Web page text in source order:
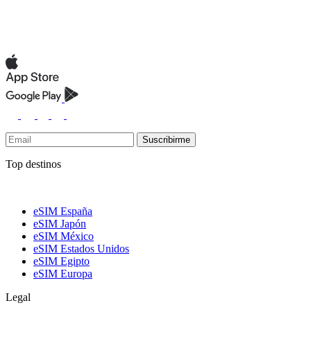
Suscribirme
Top destinos
eSIM España
eSIM Japón
eSIM México
eSIM Estados Unidos
eSIM Egipto
eSIM Europa
Legal